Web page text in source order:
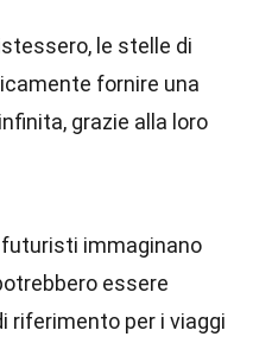
le stelle di
fornire una
grazie alla loro
futuristi immaginano
essere
riferimento per i viaggi